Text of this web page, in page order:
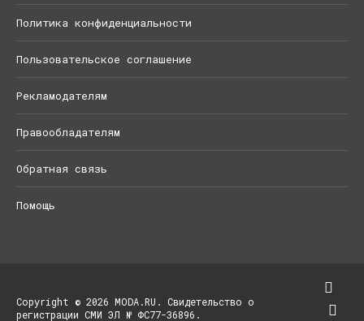
Политика конфиденциальности
Пользовательское соглашение
Рекламодателям
Правообладателям
Обратная связь
Помощь
Copyright © 2026 MODA.RU. Свидетельство о
регистрации СМИ ЭЛ № ФС77-36896.